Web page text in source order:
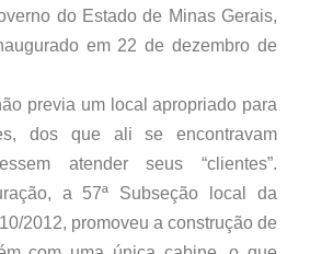
do Estado de Minas Gerais,
em 22 de dezembro de
previa um local apropriado para
dos que ali se encontravam
atender seus “clientes”.
a 57ª Subseção local da
2012, promoveu a construção de